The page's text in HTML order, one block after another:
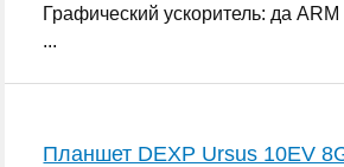
Графический ускоритель: да
...
Планшет DEXP Ursus 10EV